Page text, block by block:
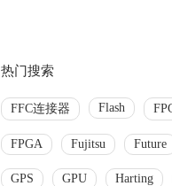
热门搜索
FFC连接器 Flash
FPGA Fujitsu Future
GPS GPU Harting